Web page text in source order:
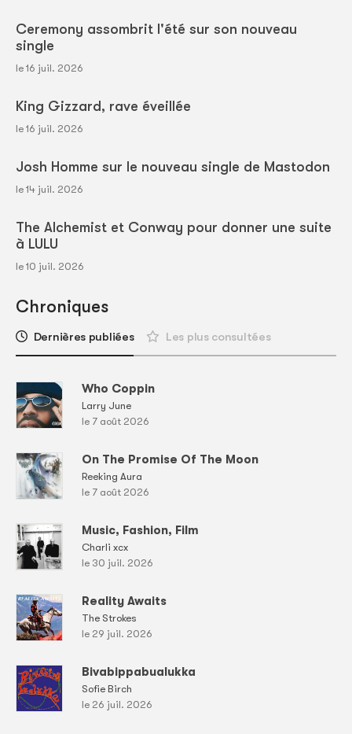
Ceremony assombrit l'été sur son nouveau
single
le 16 juil. 2026
King Gizzard, rave éveillée
le 16 juil. 2026
Josh Homme sur le nouveau single de Mastodon
le 14 juil. 2026
The Alchemist et Conway pour donner une suite
à LULU
le 10 juil. 2026
Chroniques
Dernières publiées Les plus consultées
Who Coppin
Larry June
le 7 août 2026
On The Promise Of The Moon
Reeking Aura
le 7 août 2026
Music, Fashion, Film
Charli xcx
le 30 juil. 2026
Reality Awaits
The Strokes
le 29 juil. 2026
Bivabippabualukka
Sofie Birch
le 26 juil. 2026